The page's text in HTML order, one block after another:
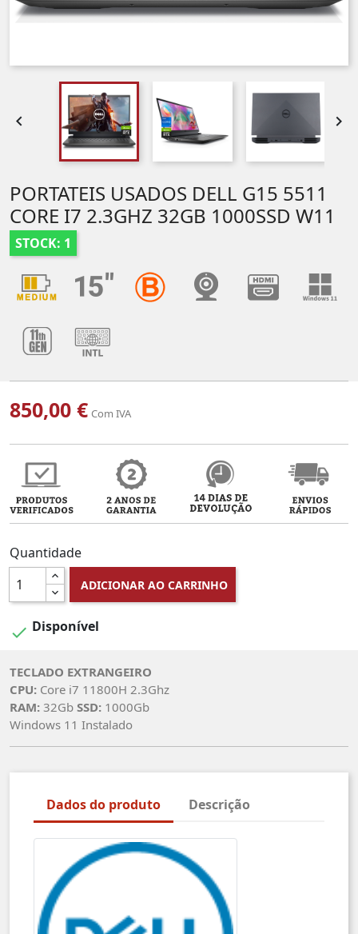
 
PORTATEIS USADOS DELL G15 5511
CORE I7 2.3GHZ 32GB 1000SSD W11
STOCK: 1
850,00 € Com IVA
Quantidade
ADICIONAR AO CARRINHO
 Disponível
TECLADO EXTRANGEIRO
CPU: Core i7 11800H 2.3Ghz
RAM: 32Gb SSD: 1000Gb
Windows 11 Instalado
Dados do produto Descrição